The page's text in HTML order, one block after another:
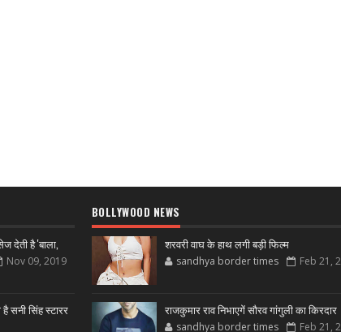
देती है 'बाला,
Nov 09, 2019
सिंह स्टारर
BOLLYWOOD NEWS
शरवरी वाघ के हाथ लगी बड़ी फिल्म
sandhya border times Feb 21,
राजकुमार राव निभाएगें सौरव गांगुली का किरदार
sandhya border times Feb 21,